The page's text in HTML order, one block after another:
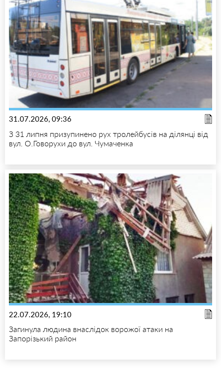
31.07.2026, 09:36
З 31 липня призупинено рух тролейбусів на ділянці від
вул. О.Говорухи до вул. Чумаченка
22.07.2026, 19:10
Загинула людина внаслідок ворожої атаки на
Запорізький район